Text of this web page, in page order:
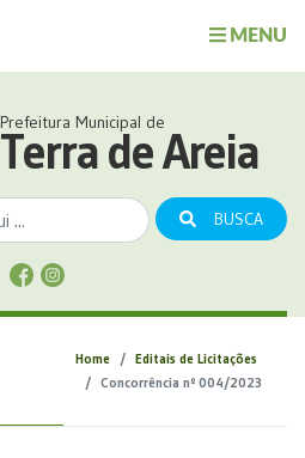
MENU
Prefeitura Municipal de
Terra de Areia
BUSCA
Home
Editais de Licitações
Concorrência nº 004/2023